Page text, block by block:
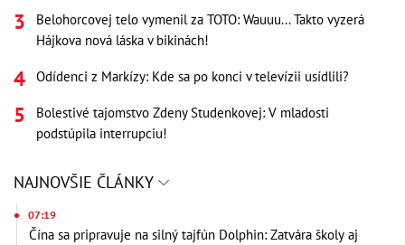
Belohorcovej telo vymenil za TOTO: Wauuu... Takto vyzerá
Hájkova nová láska v bikinách!
Odídenci z Markízy: Kde sa po konci v televízii usídlili?
Bolestivé tajomstvo Zdeny Studenkovej: V mladosti
podstúpila interrupciu!
NAJNOVŠIE ČLÁNKY
07:19
Čína sa pripravuje na silný tajfún Dolphin: Zatvára školy aj